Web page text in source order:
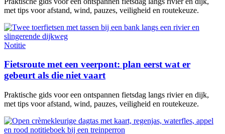
met tips voor afstand, wind, pauzes, veiligheid en routekeuze.
Notitie
Fietsroute met een veerpont: plan eerst wat er
gebeurt als die niet vaart
Praktische gids voor een ontspannen fietsdag langs rivier en dijk,
met tips voor afstand, wind, pauzes, veiligheid en routekeuze.